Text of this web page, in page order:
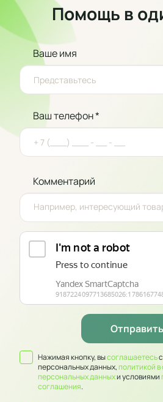
Помощь в
Ваше имя
Ваш телефон *
Комментарий
Нажимая кнопку, высоглашаетесь
персональных данных,политикой
персональных данныхи условиями
соглашения.